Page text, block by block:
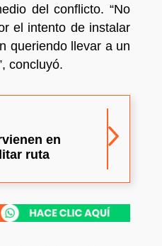
del conflicto. “No
el intento de instalar
queriendo llevar a un
concluyó.
en
ruta